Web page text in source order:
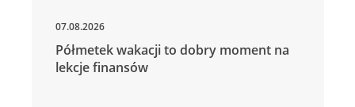
07.08.2026
Półmetek wakacji to dobry moment na
lekcje finansów